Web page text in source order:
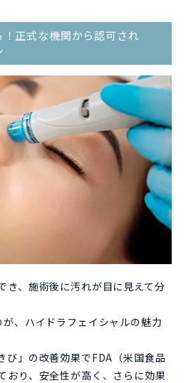
正式な機関から認可され
き、施術後に汚れが目に見えて分
、ハイドラフェイシャルの魅力
び」の改善効果でFDA（米国食品
おり、安全性が高く、さらに効果